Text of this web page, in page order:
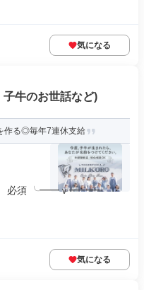
気になる
牛のお世話など)
作る◎毎年7連休支給
必須 ╰━━ｖ━━━╯ ・
気になる